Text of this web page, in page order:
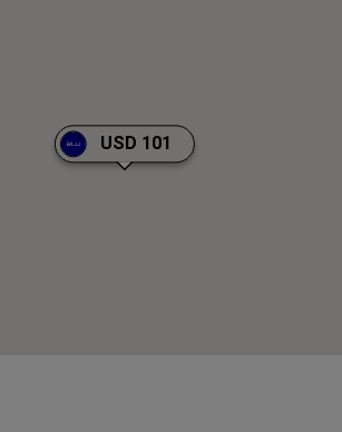
USD 101